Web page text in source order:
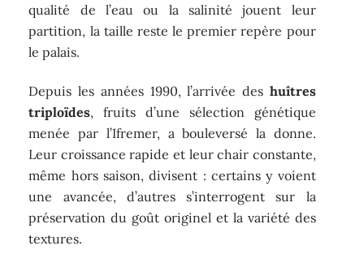
qualité de l’eau ou la salinité jouent leur
partition, la taille reste le premier repère pour
le palais.
Depuis les années 1990, l’arrivée des huîtres
triploïdes, fruits d’une sélection génétique
menée par l’Ifremer, a bouleversé la donne.
Leur croissance rapide et leur chair constante,
même hors saison, divisent : certains y voient
une avancée, d’autres s’interrogent sur la
préservation du goût originel et la variété des
textures.